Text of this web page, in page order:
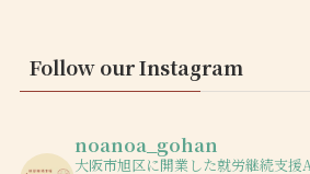
Follow our Instagram
noanoa_gohan
大阪市旭区に開業した就労継続支援